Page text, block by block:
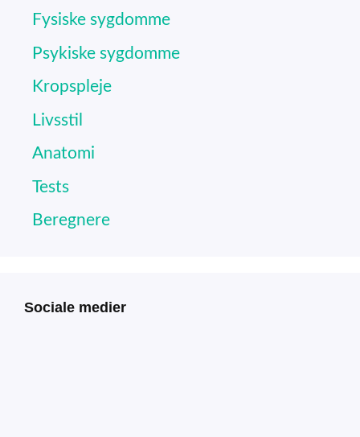
Fysiske sygdomme
Psykiske sygdomme
Kropspleje
Livsstil
Anatomi
Tests
Beregnere
Sociale medier